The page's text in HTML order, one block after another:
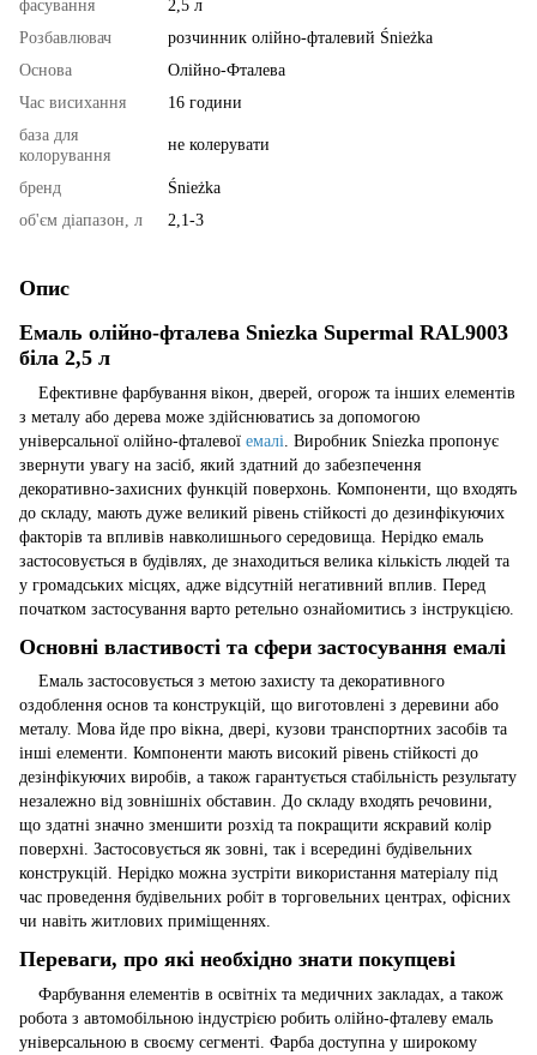
фасування
2,5 л
Розбавлювач
розчинник олійно-фталевий Śnieżka
Основа
Олійно-Фталева
Час висихання
16 години
база для
колорування
не колерувати
бренд
Śnieżka
об'єм діапазон, л
2,1-3
Опис
Емаль олійно-фталева Sniezka Supermal RAL9003
біла 2,5 л
Ефективне фарбування вікон, дверей, огорож та інших елементів
з металу або дерева може здійснюватись за допомогою
універсальної олійно-фталевої емалі . Виробник Sniezka пропонує
звернути увагу на засіб, який здатний до забезпечення
декоративно-захисних функцій поверхонь. Компоненти, що входять
до складу, мають дуже великий рівень стійкості до дезинфікуючих
факторів та впливів навколишнього середовища. Нерідко емаль
застосовується в будівлях, де знаходиться велика кількість людей та
у громадських місцях, адже відсутній негативний вплив. Перед
початком застосування варто ретельно ознайомитись з інструкцією.
Основні властивості та сфери застосування емалі
Емаль застосовується з метою захисту та декоративного
оздоблення основ та конструкцій, що виготовлені з деревини або
металу. Мова йде про вікна, двері, кузови транспортних засобів та
інші елементи. Компоненти мають високий рівень стійкості до
дезінфікуючих виробів, а також гарантується стабільність результату
незалежно від зовнішніх обставин. До складу входять речовини,
що здатні значно зменшити розхід та покращити яскравий колір
поверхні. Застосовується як зовні, так і всередині будівельних
конструкцій. Нерідко можна зустріти використання матеріалу під
час проведення будівельних робіт в торговельних центрах, офісних
чи навіть житлових приміщеннях.
Переваги, про які необхідно знати покупцеві
Фарбування елементів в освітніх та медичних закладах, а також
робота з автомобільною індустрією робить олійно-фталеву емаль
універсальною в своєму сегменті. Фарба доступна у широкому